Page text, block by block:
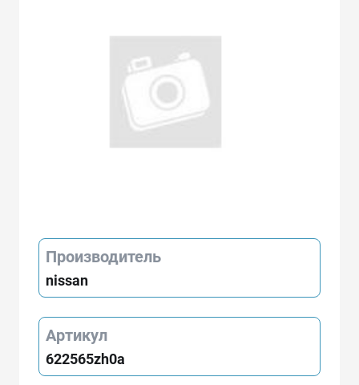
Производитель
nissan
Артикул
622565zh0a